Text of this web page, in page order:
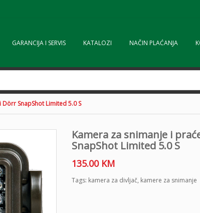
GARANCIJA I SERVIS KATALOZI NAČIN PLAĆANJA
SnapShot Limited 5.0 S
Kamera za snimanje i
SnapShot Limited 5.0 S
135.00 KM
Tags: kamera za divljač, kamere za snimanje